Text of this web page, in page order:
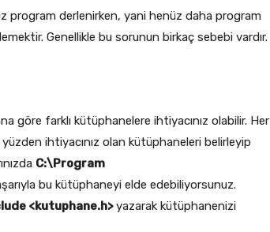
program derlenirken, yani henüz daha program
Genellikle bu sorunun birkaç sebebi vardır.
göre farklı kütüphanelere ihtiyacınız olabilir. Her
ihtiyacınız olan kütüphaneleri belirleyip
C:\Program
bu kütüphaneyi elde edebiliyorsunuz.
<kutuphane.h>yazarak kütüphanenizi